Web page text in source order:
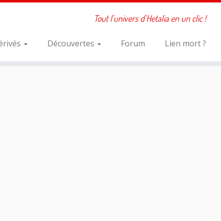
Tout l'univers d'Hetalia en un clic !
Découvertes Forum Lien mort ?